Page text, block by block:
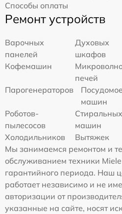
Способы оплаты
Ремонт устройств
Варочных
панелей
Духовых
шкафов
Кофемашин
печей
Парогенераторов
машин
Роботов-
пылесосов
Стиральных
машин
Холодильников
Вытяжек
Мы занимаемся ремонтом и
обслуживанием техники
гарантийного периода. Наш
работает независимо и не
авторизации от
указанные на сайте, носят